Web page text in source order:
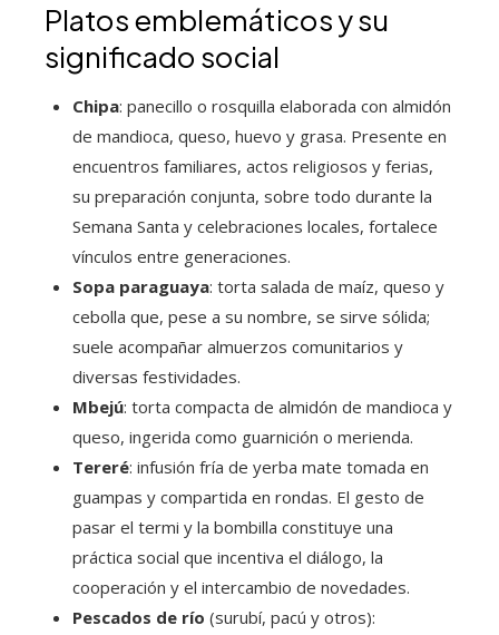
Platos emblemáticos y su
significado social
Chipa: panecillo o rosquilla elaborada con almidón
de mandioca, queso, huevo y grasa. Presente en
encuentros familiares, actos religiosos y ferias,
su preparación conjunta, sobre todo durante la
Semana Santa y celebraciones locales, fortalece
vínculos entre generaciones.
Sopa paraguaya: torta salada de maíz, queso y
cebolla que, pese a su nombre, se sirve sólida;
suele acompañar almuerzos comunitarios y
diversas festividades.
Mbejú: torta compacta de almidón de mandioca y
queso, ingerida como guarnición o merienda.
Tereré: infusión fría de yerba mate tomada en
guampas y compartida en rondas. El gesto de
pasar el termi y la bombilla constituye una
práctica social que incentiva el diálogo, la
cooperación y el intercambio de novedades.
Pescados de río (surubí, pacú y otros):